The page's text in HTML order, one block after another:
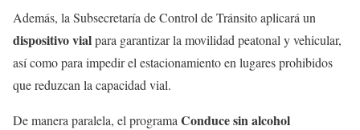
Además, la Subsecretaría de Control de Tránsito aplicará un
dispositivo vialpara garantizar la movilidad peatonal y vehicular,
así como para impedir el estacionamiento en lugares prohibidos
que reduzcan la capacidad vial.
De manera paralela, el programa Conduce sin alcohol